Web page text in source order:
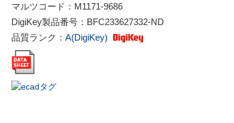
マルツコード： M1171-9686
DigiKey製品番号： BFC233627332-ND
品質ランク： A(DigiKey)